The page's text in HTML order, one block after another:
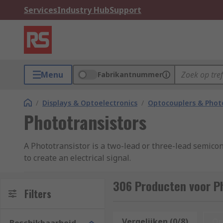
ServicesIndustry HubSupport
Menu Fabrikantnummer
/ Displays & Optoelectronics / Optocouplers &
Phototransistors
A Phototransistor is a two-lead or three-lead
to create an electrical signal.
The bipolar semiconductor is can be made from
How do Phototransistors work?
Filters 306 Producten voor